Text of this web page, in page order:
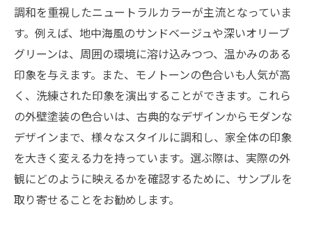
調和を重視したニュートラルカラーが主流となっていま
す。例えば、地中海風のサンドベージュや深いオリーブ
グリーンは、周囲の環境に溶け込みつつ、温かみのある
印象を与えます。また、モノトーンの色合いも人気が高
く、洗練された印象を演出することができます。これら
の外壁塗装の色合いは、古典的なデザインからモダンな
デザインまで、様々なスタイルに調和し、家全体の印象
を大きく変える力を持っています。選ぶ際は、実際の外
観にどのように映えるかを確認するために、サンプルを
取り寄せることをお勧めします。